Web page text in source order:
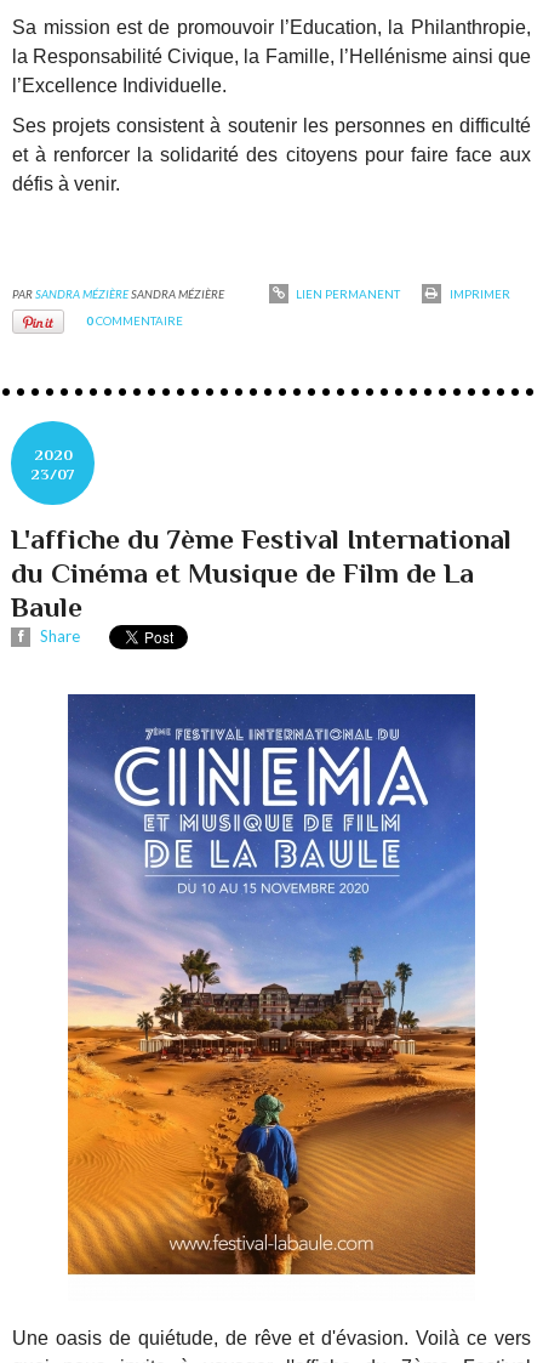
Sa mission est de promouvoir l’Education, la Philanthropie,
la Responsabilité Civique, la Famille, l’Hellénisme ainsi que
l’Excellence Individuelle.
Ses projets consistent à soutenir les personnes en difficulté
et à renforcer la solidarité des citoyens pour faire face aux
défis à venir.
PARSANDRA MÉZIÈRESANDRA MÉZIÈRE LIEN PERMANENT
IMPRIMER
0COMMENTAIRE
2020
23/07
L'affiche du 7ème Festival International
du Cinéma et Musique de Film de La
Baule
Share
Une oasis de quiétude, de rêve et d'évasion. Voilà ce vers